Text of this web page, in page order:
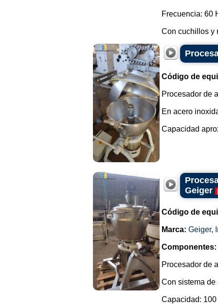
Frecuencia: 60
Con cuchillos y
Código de
Procesador de
En acero
Capacidad
Geiger
Código de
Marca: Geiger,
Componentes:
Procesador de
Con sistema de
Capacidad: 100